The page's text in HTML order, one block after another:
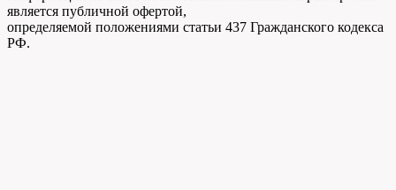
является публичной офертой,
определяемой положениями статьи 437 Гражданского кодекса
РФ.